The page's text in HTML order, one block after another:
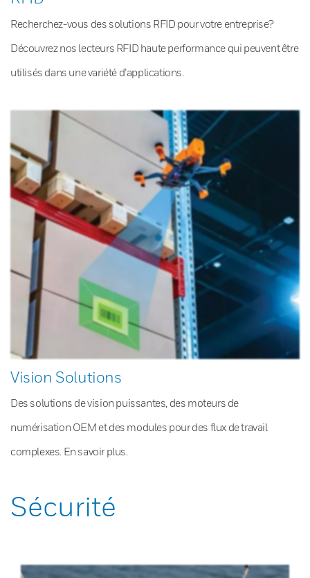
Recherchez-vous des solutions RFID pour votre entreprise?
Découvrez nos lecteurs RFID haute performance qui peuvent être
utilisés dans une variété d’applications.
Vision Solutions
Des solutions de vision puissantes, des moteurs de
numérisation OEM et des modules pour des flux de travail
complexes. En savoir plus.
Sécurité